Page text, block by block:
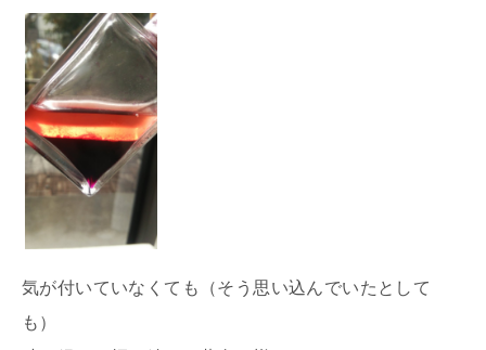
気が付いていなくても（そう思い込んでいたとして
も）